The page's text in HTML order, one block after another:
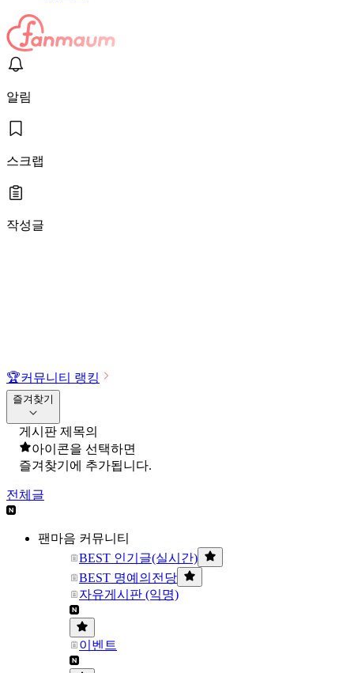
알림
스크랩
작성글
🏆커뮤니티 랭킹
즐겨찾기
게시판 제목의
아이콘을 선택하면
즐겨찾기에 추가됩니다.
전체글
팬마음 커뮤니티
BEST 인기글(실시간)
BEST 명예의전당
자유게시판 (익명)
이벤트